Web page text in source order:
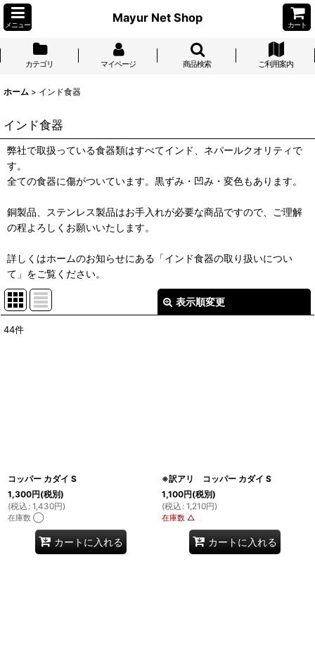
メニュー
Mayur Net Shop
カート
カテゴリ マイページ 商品検索 ご利用案内
ホーム > インド食器
インド食器
弊社で取扱っている食器類はすべてインド、ネパールクオリティで
す。
全ての食器に傷がついています。黒ずみ・凹み・変色もあります。
銅製品、ステンレス製品はお手入れが必要な商品ですので、ご理解
の程よろしくお願いいたします。
詳しくはホームのお知らせにある「インド食器の取り扱いについ
て」をご覧ください。
表示順変更
44件
コッパー カダイ S
1,300円(税別)
(税込 : 1,430円)
在庫数 ◯
カートに入れる
※訳アリ コッパー カダイ S
1,100円(税別)
(税込 : 1,210円)
在庫数 △
カートに入れる